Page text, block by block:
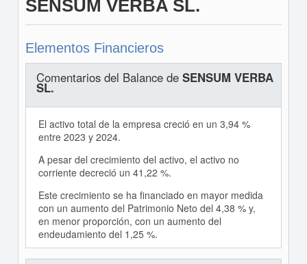
SENSUM VERBA SL.
Elementos Financieros
Comentarios del Balance de SENSUM VERBA
SL.
El activo total de la empresa creció en un 3,94 %
entre 2023 y 2024.
A pesar del crecimiento del activo, el activo no
corriente decreció un 41,22 %.
Este crecimiento se ha financiado en mayor medida
con un aumento del Patrimonio Neto del 4,38 % y,
en menor proporción, con un aumento del
endeudamiento del 1,25 %.